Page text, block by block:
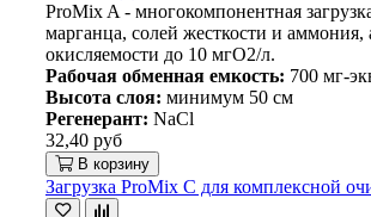
ProMix A - многокомпонентная
марганца, солей жесткости и
окисляемости до 10 мгO2/л.
Рабочая обменная емкость: 700 мг-
Высота слоя: минимум 50 см
Регенерант: NaCl
32,40 руб
В корзину
Загрузка ProMix C для комплексной